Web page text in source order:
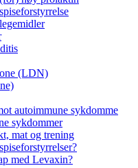
(LDN)
autoimmune sykdomme
sykdommer
mat og trening
med Levaxin?